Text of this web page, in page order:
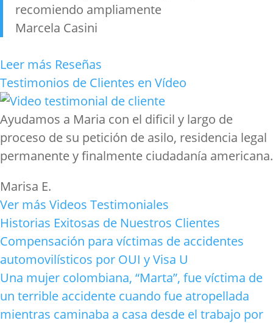
recomiendo ampliamente
Marcela Casini
Leer más Reseñas
Testimonios de Clientes en Vídeo
Ayudamos a Maria con el dificil y largo de
proceso de su petición de asilo, residencia legal
permanente y finalmente ciudadanía americana.
Marisa E.
Ver más Videos Testimoniales
Historias Exitosas de Nuestros Clientes
Compensación para víctimas de accidentes
automovilísticos por OUI y Visa U
Una mujer colombiana, “Marta”, fue víctima de
un terrible accidente cuando fue atropellada
mientras caminaba a casa desde el trabajo por